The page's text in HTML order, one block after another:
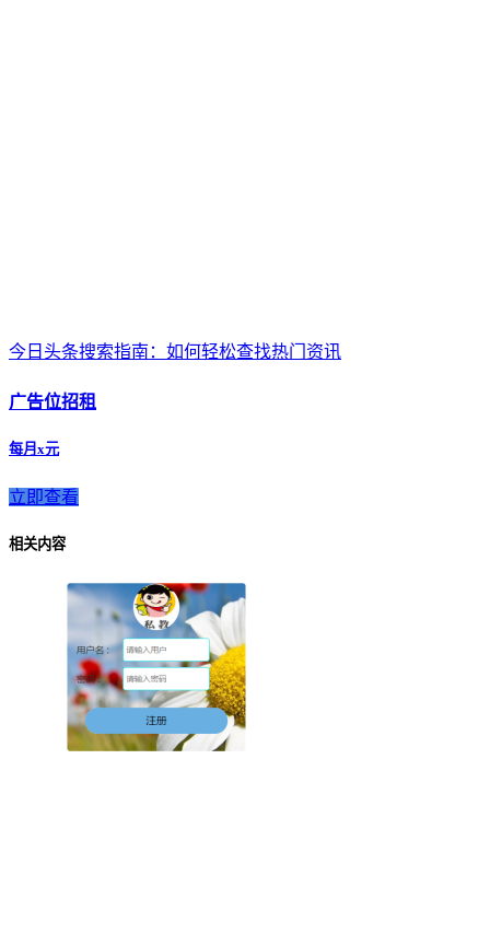
今日头条搜索指南：如何轻松查找热门资讯
广告位招租
每月x元
立即查看
相关内容